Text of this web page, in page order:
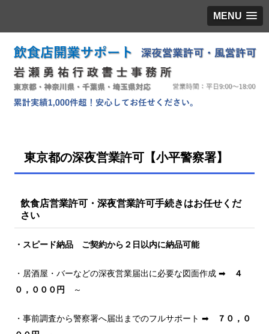
MENU
東京都の深夜営業許可【小平警察署】
飲食店営業許可・深夜営業許可手続きはお任せくだ
さい
・スピード納品 ご契約から２日以内に納品可能
・居酒屋・バーなどの深夜営業届出に必要な図面作成 ➡
４
０，０００円
～
・事前調査から警察署へ届出までのフルサポート ➡
７０，０